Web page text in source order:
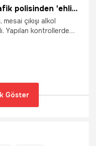
Alkollü taksi sürücüsüne trafik polisinden 'ehliyet' şakası! Sınırda kaldı, derin bir 'oh' çekti
çıkışı alkol
Yapılan kontrollerde
Göster